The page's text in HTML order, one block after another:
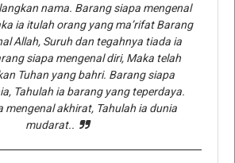
nama. Barang siapa mengenal
ia itulah orang yang ma’rifat Barang
Allah, Suruh dan tegahnya tiada ia
siapa mengenal diri, Maka telah
Tuhan yang bahri. Barang siapa
Tahulah ia barang yang teperdaya.
mengenal akhirat, Tahulah ia dunia
mudarat..